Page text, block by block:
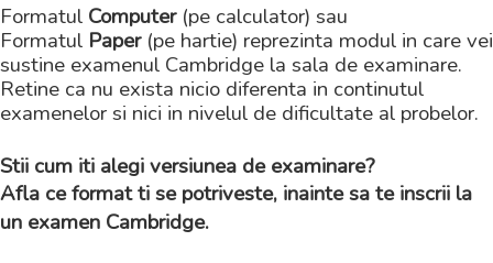
Formatul Computer(pe calculator) sau
Formatul Paper(pe hartie) reprezinta modul in care vei
sustine examenul Cambridge la sala de examinare.
Retine ca nu exista nicio diferenta in continutul
examenelor si nici in nivelul de dificultate al probelor.
Stii cum iti alegi versiunea de examinare?
Afla ce format ti se potriveste, inainte sa te inscrii la
un examen Cambridge.